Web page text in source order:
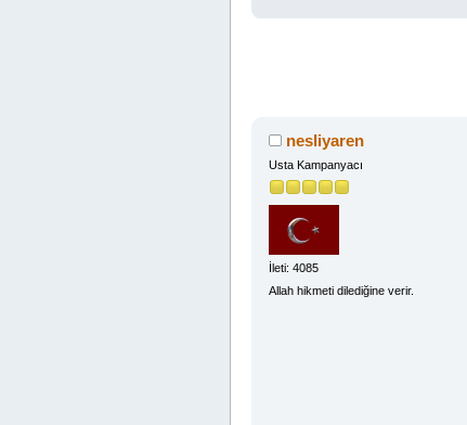
nesliyaren
Usta Kampanyacı
İleti: 4085
Allah hikmeti dilediğine verir.